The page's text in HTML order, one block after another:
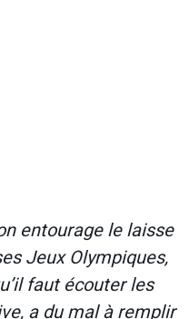
entourage le laisse
Jeux Olympiques,
faut écouter les
a du mal à remplir